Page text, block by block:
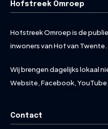
Hofstreek Omroep
Hofstreek Omroep is de
inwoners van Hof van Twente.
Wij brengen dagelijks lokaal
Website, Facebook,
Contact